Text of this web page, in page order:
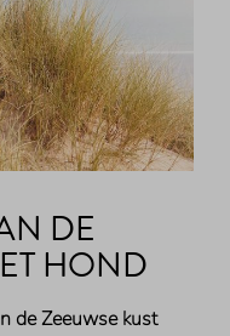
DE
HOND
de Zeeuwse kust